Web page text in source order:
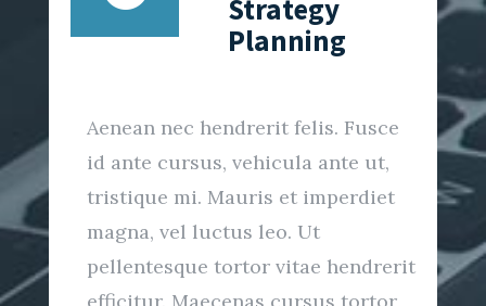
Strategy
Planning
Aenean nec hendrerit felis. Fusce
id ante cursus, vehicula ante ut,
tristique mi. Mauris et imperdiet
magna, vel luctus leo. Ut
pellentesque tortor vitae hendrerit